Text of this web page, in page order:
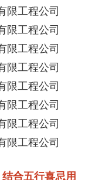
限工程公司
限工程公司
限工程公司
限工程公司
限工程公司
限工程公司
限工程公司
限工程公司
合五行喜忌用